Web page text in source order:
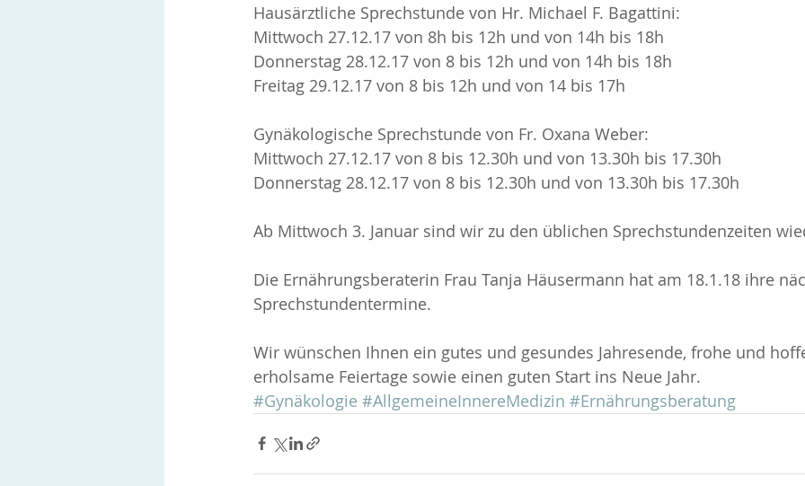
Hausärztliche Sprechstunde von Hr. Michael F. Bagattini:
Mittwoch 27.12.17 von 8h bis 12h und von 14h bis 18h
Donnerstag 28.12.17 von 8 bis 12h und von 14h bis 18h
Freitag 29.12.17 von 8 bis 12h und von 14 bis 17h
Gynäkologische Sprechstunde von Fr. Oxana Weber:
Mittwoch 27.12.17 von 8 bis 12.30h und von 13.30h bis 17.30h
Donnerstag 28.12.17 von 8 bis 12.30h und von 13.30h bis 17.30h
Ab Mittwoch 3. Januar sind wir zu den üblichen Sprechstundenzeiten
Die Ernährungsberaterin Frau Tanja Häusermann hat am 18.1.18 ihre
Sprechstundentermine.
Wir wünschen Ihnen ein gutes und gesundes Jahresende, frohe und
erholsame Feiertage sowie einen guten Start ins Neue Jahr.
#Gynäkologie #AllgemeineInnereMedizin #Ernährungsberatung